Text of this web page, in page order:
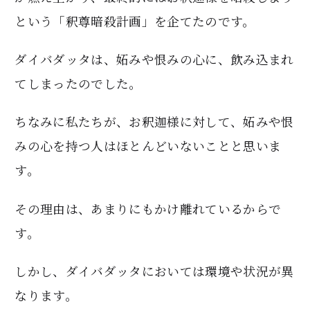
という「釈尊暗殺計画」を企てたのです。
ダイバダッタは、妬みや恨みの心に、飲み込まれ
てしまったのでした。
ちなみに私たちが、お釈迦様に対して、妬みや恨
みの心を持つ人はほとんどいないことと思いま
す。
その理由は、あまりにもかけ離れているからで
す。
しかし、ダイバダッタにおいては環境や状況が異
なります。